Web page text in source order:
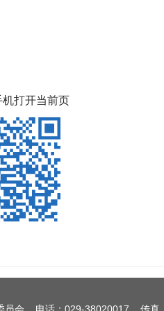
打开当前页